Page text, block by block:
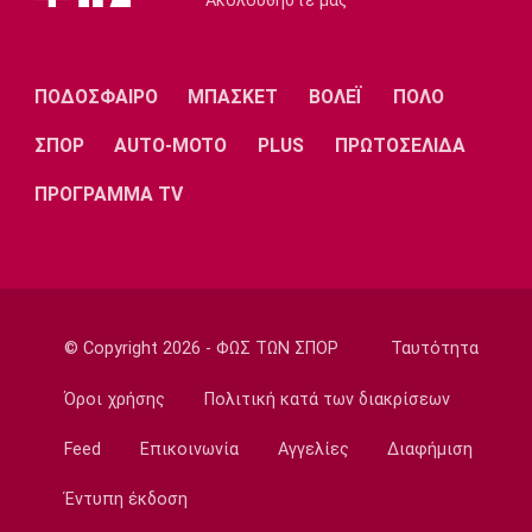
09:20
ΠΑΟΚ: Υποδέχεται την Άντερλεχτ
09:05
Χάντμπολ
επίπεδο»
08:35
Παναθηναϊκός - ΤΣΣΚΑ 1948 1-1: Τα
ΠΟΔΟΣΦΑΙΡΟ ΜΠΑΣΚΕΤ ΒΟΛΕΪ ΠΟΛΟ
ΣΠΟΡ AUTO-MOTO PLUS ΠΡΩΤΟΣΕΛΙΔΑ
ΠΡΟΓΡΑΜΜΑ TV
© Copyright 2026 - ΦΩΣ ΤΩΝ ΣΠΟΡ Ταυτότητα
Όροι χρήσης Πολιτική κατά των διακρίσεων
Feed Επικοινωνία Αγγελίες Διαφήμιση
Έντυπη έκδοση